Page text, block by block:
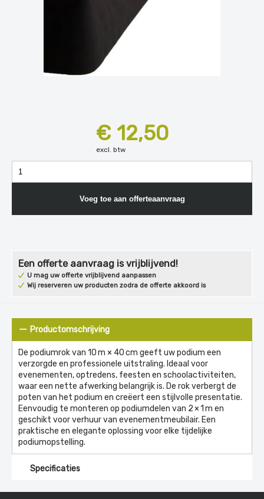
€ 12,50
excl. btw
Voeg toe aan offerteaanvraag
Een offerte aanvraag is vrijblijvend!
U mag uw offerte vrijblijvend aanpassen
Wij reserveren uw producten zodra de offerte akkoord is
Productomschrijving
De podiumrok van 10 m × 40 cm geeft uw podium een
verzorgde en professionele uitstraling. Ideaal voor
evenementen, optredens, feesten en schoolactiviteiten,
waar een nette afwerking belangrijk is. De rok verbergt de
poten van het podium en creëert een stijlvolle presentatie.
Eenvoudig te monteren op podiumdelen van 2 × 1 m en
geschikt voor verhuur van evenementmeubilair. Een
praktische en elegante oplossing voor elke tijdelijke
podiumopstelling.
Specificaties